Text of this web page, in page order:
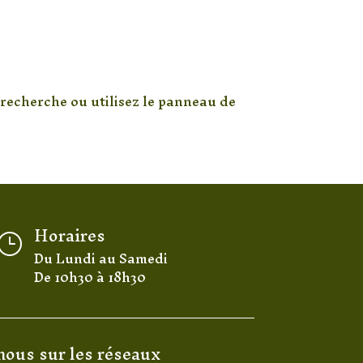
ou utilisez le panneau de
Horaires
Du Lundi au Samedi
De 10h30 à 18h30
sur les réseaux